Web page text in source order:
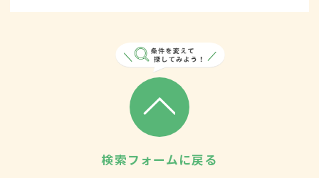
検索フォームに戻る